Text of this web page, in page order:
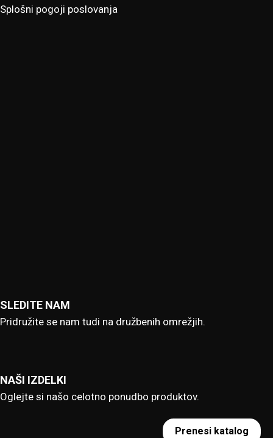
Splošni pogoji poslovanja
SLEDITE NAM
Pridružite se nam tudi na družbenih omrežjih.
NAŠI IZDELKI
Oglejte si našo celotno ponudbo produktov.
Prenesi katalog